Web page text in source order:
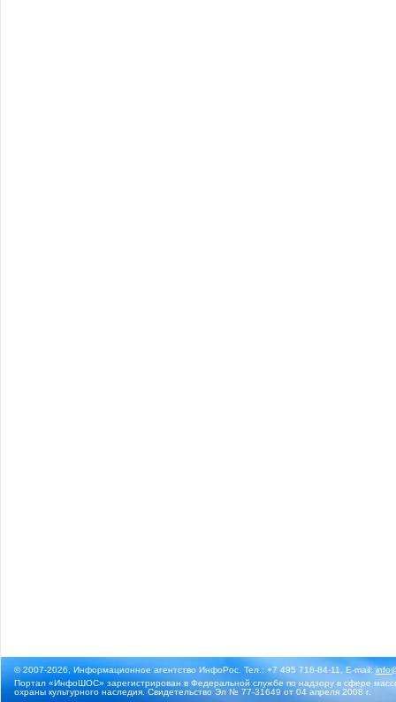
© 2007-2026, Информационное агентство ИнфоРос. Тел.: +7 495 718-84-11, E-mail:
Портал «ИнфоШОС» зарегистрирован в Федеральной службе по надзору в сфере
охраны культурного наследия. Свидетельство Эл № 77-31649 от 04 апреля 2008 г.